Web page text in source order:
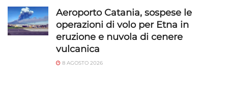
trasmesse automaticamente.
Utilizzare dati di geolocalizzazione precisi,
Riconoscere i dispositivi in base a informazioni
Aeroporto Catania, sospese le
operazioni di volo per Etna in
eruzione e nuvola di cenere
vulcanica
8 AGOSTO 2026